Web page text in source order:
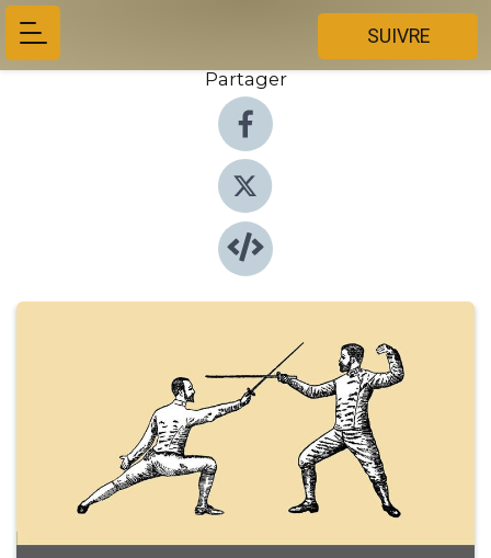
SUIVRE
Partager